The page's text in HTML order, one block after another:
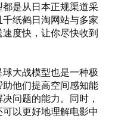
是从日本正规渠道采
纸鹤日淘网站与多家
度快，让你尽快收到
大战模型也是一种极
他们提高空间感知能
问题的能力。同时，
以更好地理解电影中